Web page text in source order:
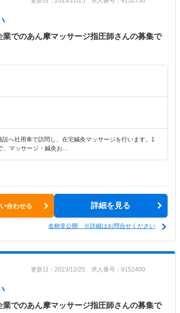
でのあん摩マッサージ指圧師さんの募集で
へ社用車で訪問し、在宅鍼灸マッサージを行います。1
、マッサージ・鍼灸お…
合わせる 詳細を見る
名称非公開 ※詳細はお問合せください
更新日：2023/12/25 求人番号：9152400
でのあん摩マッサージ指圧師さんの募集で